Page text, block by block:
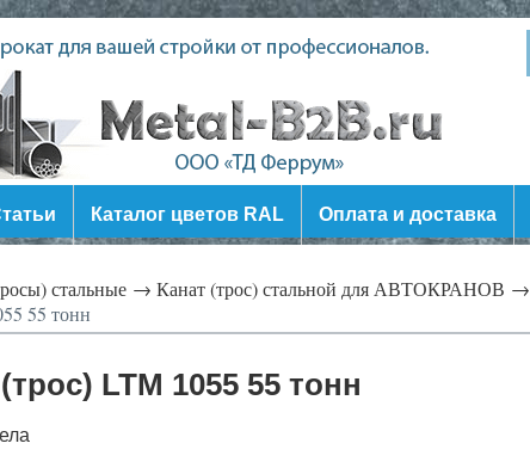
Каталог цветов RAL Оплата и доставка
стальные → Канат (трос) стальной для АВТОКРАНОВ →
55 тонн
LTM 1055 55 тонн